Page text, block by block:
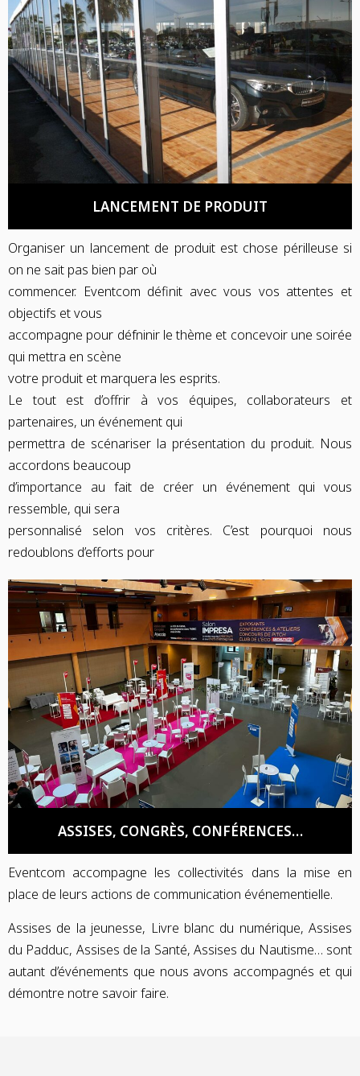
LANCEMENT DE PRODUIT
Organiser un lancement de produit est chose périlleuse si
on ne sait pas bien par où
commencer. Eventcom définit avec vous vos attentes et
objectifs et vous
accompagne pour défninir le thème et concevoir une soirée
qui mettra en scène
votre produit et marquera les esprits.
Le tout est d’offrir à vos équipes, collaborateurs et
partenaires, un événement qui
permettra de scénariser la présentation du produit. Nous
accordons beaucoup
d’importance au fait de créer un événement qui vous
ressemble, qui sera
personnalisé selon vos critères. C’est pourquoi nous
redoublons d’efforts pour
ASSISES, CONGRÈS, CONFÉRENCES…
Eventcom accompagne les collectivités dans la mise en
place de leurs actions de communication événementielle.
Assises de la jeunesse, Livre blanc du numérique, Assises
du Padduc, Assises de la Santé, Assises du Nautisme… sont
autant d’événements que nous avons accompagnés et qui
démontre notre savoir faire.